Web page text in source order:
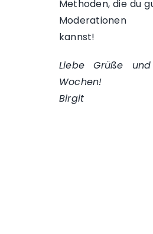
Methoden, die du
Moderationen
kannst!
Liebe Grüße
Wochen!
Birgit